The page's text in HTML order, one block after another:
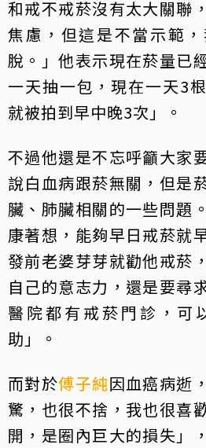
和戒不戒菸沒有太大關聯
焦慮，但這是不當示範
脫。」他表示現在菸量已
一天抽一包，現在一天3
就被拍到早中晚3次」。
不過他還是不忘呼籲大家
說白血病跟菸無關，但是
臟、肺臟相關的一些問題
康著想，能夠早日戒菸就
發前老婆芽芽就勸他戒菸
自己的意志力，還是要尋
醫院都有戒菸門診，可
助」。
而對於傅子純因血癌病逝
驚，也很不捨，我也很喜
開，是圈內巨大的損失」